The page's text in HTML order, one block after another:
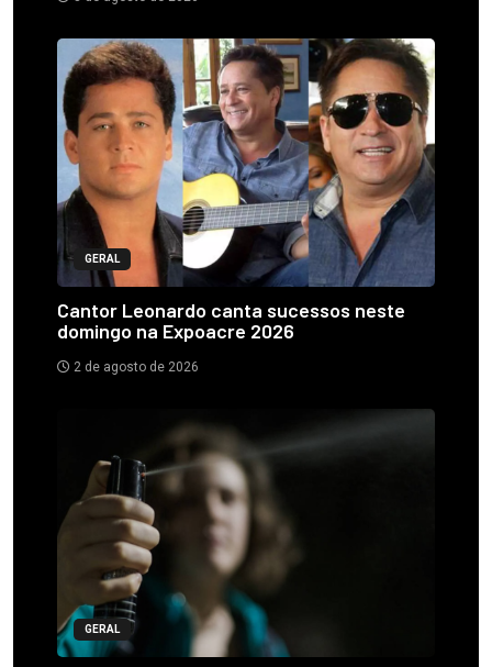
GERAL
Cantor Leonardo canta sucessos neste
domingo na Expoacre 2026
2 de agosto de 2026
GERAL